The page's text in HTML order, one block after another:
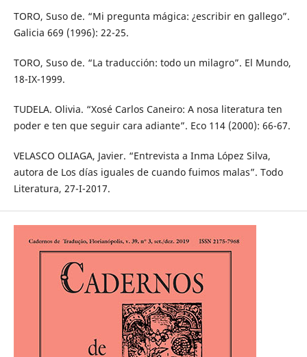
TORO, Suso de. “Mi pregunta mágica: ¿escribir en gallego”.
Galicia 669 (1996): 22-25.
TORO, Suso de. “La traducción: todo un milagro”. El Mundo,
18-IX-1999.
TUDELA. Olivia. “Xosé Carlos Caneiro: A nosa literatura ten
poder e ten que seguir cara adiante”. Eco 114 (2000): 66-67.
VELASCO OLIAGA, Javier. “Entrevista a Inma López Silva,
autora de Los días iguales de cuando fuimos malas”. Todo
Literatura, 27-I-2017.